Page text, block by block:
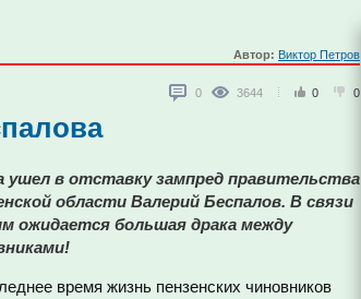
Автор: Виктор Петров
0 3644 0 0
ушел в отставку зампред правительства
области Валерий Беспалов. В связи
ожидается большая драка между
время жизнь пензенских чиновников